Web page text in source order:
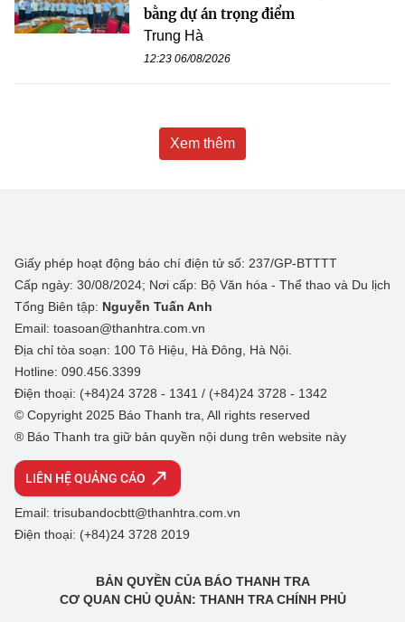
bằng dự án trọng điểm
Trung Hà
12:23 06/08/2026
Xem thêm
Giấy phép hoạt động báo chí điện tử số: 237/GP-BTTTT
Cấp ngày: 30/08/2024; Nơi cấp: Bộ Văn hóa - Thể thao và Du lịch
Tổng Biên tập: Nguyễn Tuấn Anh
Email: toasoan@thanhtra.com.vn
Địa chỉ tòa soạn: 100 Tô Hiệu, Hà Đông, Hà Nội.
Hotline: 090.456.3399
Điện thoại: (+84)24 3728 - 1341 / (+84)24 3728 - 1342
© Copyright 2025 Báo Thanh tra, All rights reserved
® Báo Thanh tra giữ bản quyền nội dung trên website này
LIÊN HỆ QUẢNG CÁO
Email: trisubandocbtt@thanhtra.com.vn
Điện thoại: (+84)24 3728 2019
BẢN QUYỀN CỦA BÁO THANH TRA
CƠ QUAN CHỦ QUẢN: THANH TRA CHÍNH PHỦ